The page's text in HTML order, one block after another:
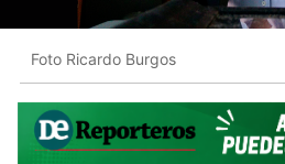
Foto Ricardo Burgos